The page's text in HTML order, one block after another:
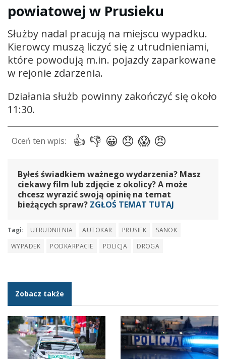
powiatowej w Prusieku
Służby nadal pracują na miejscu wypadku.
Kierowcy muszą liczyć się z utrudnieniami,
które powodują m.in. pojazdy zaparkowane
w rejonie zdarzenia.
Działania służb powinny zakończyć się około
11:30.
Byłeś świadkiem ważnego wydarzenia? Masz
ciekawy film lub zdjęcie z okolicy? A może
chcesz wyrazić swoją opinię na temat
bieżących spraw? ZGŁOŚ TEMAT TUTAJ
Tagi: UTRUDNIENIA AUTOKAR PRUSIEK
SANOK
WYPADEK
PODKARPACIE POLICJA DROGA
Zobacz także